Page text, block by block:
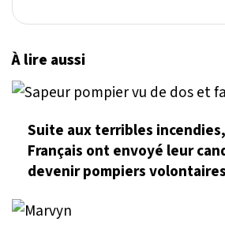
À lire aussi
Suite aux terribles
Français ont envoyé leur
devenir pompiers volontaires